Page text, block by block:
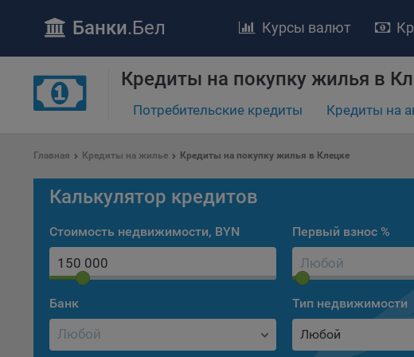
Утверждение
«Политика»)
персональных
Беларусь от 7
Политика
осуществляют
Банки.Бел Курсы валют
Кредиты на покупку жилья в
Потребительские кредиты Кредиты на
Главная Кредиты на жилье Кредиты на покупку жилья в Клецке
Калькулятор кредитов
Стоимость недвижимости, BYN Первый взнос %
Банк Тип недвижимости
Любой